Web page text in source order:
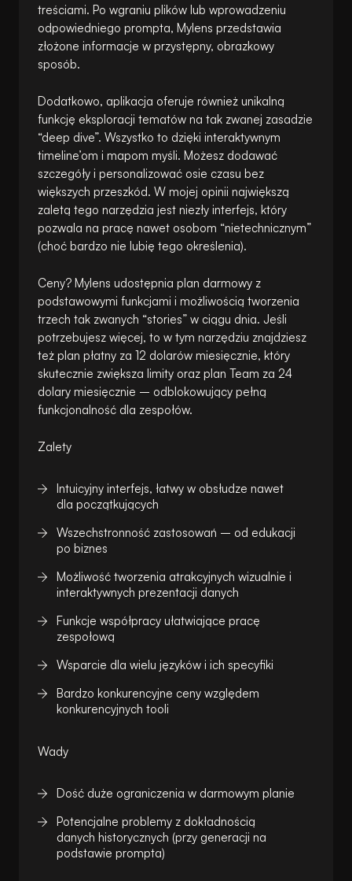
treściami. Po wgraniu plików lub wprowadzeniu
odpowiedniego prompta, Mylens przedstawia
złożone informacje w przystępny, obrazkowy
sposób.
Dodatkowo, aplikacja oferuje również unikalną
funkcję eksploracji tematów na tak zwanej zasadzie
“deep dive”. Wszystko to dzięki interaktywnym
timeline’om i mapom myśli. Możesz dodawać
szczegóły i personalizować osie czasu bez
większych przeszkód. W mojej opinii największą
zaletą tego narzędzia jest niezły interfejs, który
pozwala na pracę nawet osobom “nietechnicznym”
(choć bardzo nie lubię tego określenia).
Ceny? Mylens udostępnia plan darmowy z
podstawowymi funkcjami i możliwością tworzenia
trzech tak zwanych “stories” w ciągu dnia. Jeśli
potrzebujesz więcej, to w tym narzędziu znajdziesz
też plan płatny za 12 dolarów miesięcznie, który
skutecznie zwiększa limity oraz plan Team za 24
dolary miesięcznie – odblokowujący pełną
funkcjonalność dla zespołów.
Zalety
Intuicyjny interfejs, łatwy w obsłudze nawet
dla początkujących
Wszechstronność zastosowań – od edukacji
po biznes
Możliwość tworzenia atrakcyjnych wizualnie i
interaktywnych prezentacji danych
Funkcje współpracy ułatwiające pracę
zespołową
Wsparcie dla wielu języków i ich specyfiki
Bardzo konkurencyjne ceny względem
konkurencyjnych tooli
Wady
Dość duże ograniczenia w darmowym planie
Potencjalne problemy z dokładnością
danych historycznych (przy generacji na
podstawie prompta)